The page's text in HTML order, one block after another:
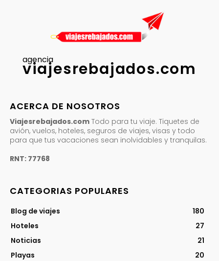
agencia
viajesrebajados.com
ACERCA DE NOSOTROS
Viajesrebajados.com Todo para tu viaje. Tiquetes de
avión, vuelos, hoteles, seguros de viajes, visas y todo
para que tus vacaciones sean inolvidables y tranquilas.
RNT: 77768
CATEGORIAS POPULARES
Blog de viajes
180
Hoteles
27
Noticias
21
Playas
20